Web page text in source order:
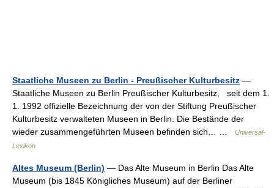
Staatliche Museen zu Berlin - Preußischer Kulturbesitz —
Staatliche Museen zu Berlin Preußischer Kulturbesitz, seit dem 1.
1. 1992 offizielle Bezeichnung der von der Stiftung Preußischer
Kulturbesitz verwalteten Museen in Berlin. Die Bestände der
wieder zusammengeführten Museen befinden sich… …
Universal-
Lexikon
Altes Museum (Berlin) — Das Alte Museum in Berlin Das Alte
Museum (bis 1845 Königliches Museum) auf der Berliner